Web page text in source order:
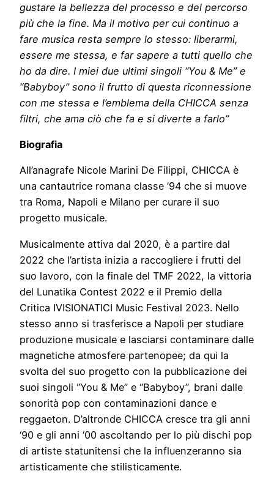
gustare la bellezza del processo e del percorso
più che la fine. Ma il motivo per cui continuo a
fare musica resta sempre lo stesso: liberarmi,
essere me stessa, e far sapere a tutti quello che
ho da dire. I miei due ultimi singoli “You & Me” e
“Babyboy” sono il frutto di questa riconnessione
con me stessa e l’emblema della CHICCA senza
filtri, che ama ciò che fa e si diverte a farlo”
Biografia
All’anagrafe Nicole Marini De Filippi, CHICCA è
una cantautrice romana classe ’94 che si muove
tra Roma, Napoli e Milano per curare il suo
progetto musicale.
Musicalmente attiva dal 2020, è a partire dal
2022 che l’artista inizia a raccogliere i frutti del
suo lavoro, con la finale del TMF 2022, la vittoria
del Lunatika Contest 2022 e il Premio della
Critica IVISIONATICI Music Festival 2023. Nello
stesso anno si trasferisce a Napoli per studiare
produzione musicale e lasciarsi contaminare dalle
magnetiche atmosfere partenopee; da qui la
svolta del suo progetto con la pubblicazione dei
suoi singoli “You & Me” e “Babyboy”, brani dalle
sonorità pop con contaminazioni dance e
reggaeton. D’altronde CHICCA cresce tra gli anni
‘90 e gli anni ‘00 ascoltando per lo più dischi pop
di artiste statunitensi che la influenzeranno sia
artisticamente che stilisticamente.